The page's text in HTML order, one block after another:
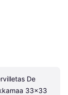
De
33x33